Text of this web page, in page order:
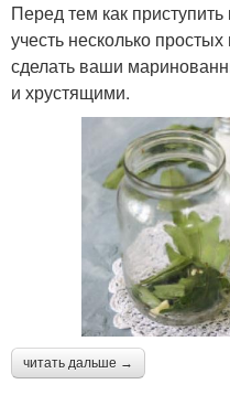
Перед тем как
учесть несколько
сделать ваши
и хрустящими.
читать дальше →